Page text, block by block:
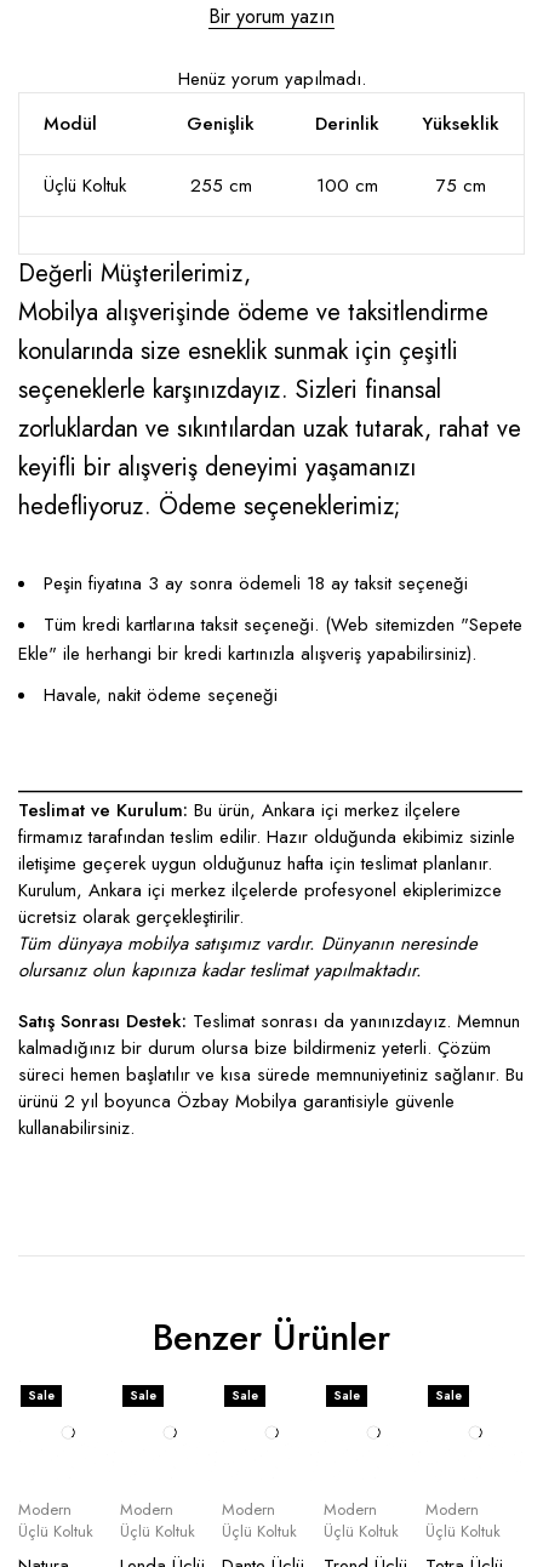
Bir yorum yazın
Henüz yorum yapılmadı.
Modül
Genişlik Derinlik Yükseklik
Üçlü Koltuk 255 cm 100 cm 75 cm
Değerli Müşterilerimiz,
Mobilya alışverişinde ödeme ve taksitlendirme
konularında size esneklik sunmak için çeşitli
seçeneklerle karşınızdayız. Sizleri finansal
zorluklardan ve sıkıntılardan uzak tutarak, rahat ve
keyifli bir alışveriş deneyimi yaşamanızı
hedefliyoruz. Ödeme seçeneklerimiz;
Peşin fiyatına 3 ay sonra ödemeli 18 ay taksit seçeneği
Tüm kredi kartlarına taksit seçeneği. (Web sitemizden "Sepete
Ekle" ile herhangi bir kredi kartınızla alışveriş yapabilirsiniz).
Havale, nakit ödeme seçeneği
____________________________________________________
Teslimat ve Kurulum: Bu ürün, Ankara içi merkez ilçelere
firmamız tarafından teslim edilir. Hazır olduğunda ekibimiz sizinle
iletişime geçerek uygun olduğunuz hafta için teslimat planlanır.
Kurulum, Ankara içi merkez ilçelerde profesyonel ekiplerimizce
ücretsiz olarak gerçekleştirilir.
Tüm dünyaya mobilya satışımız vardır. Dünyanın neresinde
olursanız olun kapınıza kadar teslimat yapılmaktadır.
Satış Sonrası Destek: Teslimat sonrası da yanınızdayız. Memnun
kalmadığınız bir durum olursa bize bildirmeniz yeterli. Çözüm
süreci hemen başlatılır ve kısa sürede memnuniyetiniz sağlanır. Bu
ürünü 2 yıl boyunca Özbay Mobilya garantisiyle güvenle
kullanabilirsiniz.
Benzer Ürünler
Sale
Modern
Üçlü Koltuk
Sale
Modern
Üçlü Koltuk
Sale
Modern
Üçlü Koltuk
Sale
Modern
Üçlü Koltuk
Sale
Modern
Üçlü Koltuk